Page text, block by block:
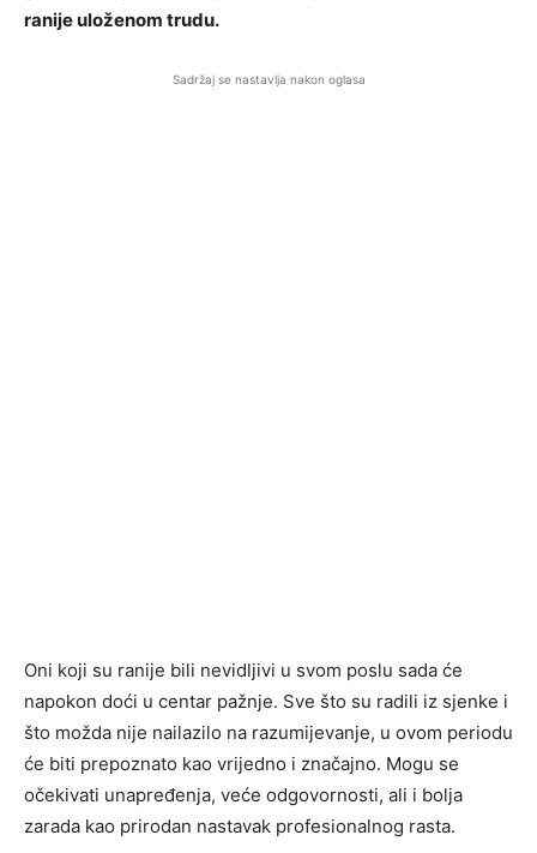
ranije uloženom trudu.
Sadržaj se nastavlja nakon oglasa
Oni koji su ranije bili nevidljivi u svom poslu sada će
napokon doći u centar pažnje. Sve što su radili iz sjenke i
što možda nije nailazilo na razumijevanje, u ovom periodu
će biti prepoznato kao vrijedno i značajno. Mogu se
očekivati unapređenja, veće odgovornosti, ali i bolja
zarada kao prirodan nastavak profesionalnog rasta.